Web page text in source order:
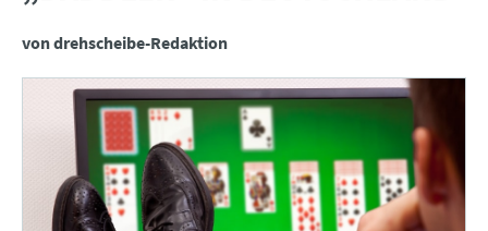
von drehscheibe-Redaktion